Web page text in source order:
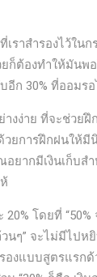
เราสำรองไว้ใน
ก็ต้องทำให้มันพ
อีก 30% ที่ออมร
งง่าย ที่จะช่วยฝึ
ยการฝึกฝนให้มี
ยากมีเงินเก็บสำ
20% โดยที่
นๆ” จะไม่มีไปห
องแบบสูตรแรกด้